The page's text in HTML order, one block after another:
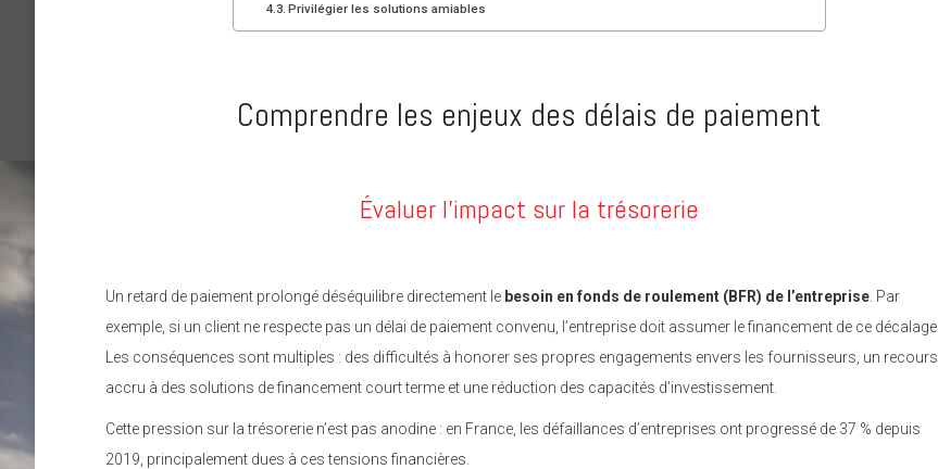
Privilégier les solutions amiables
Comprendre les enjeux des délais de paiement
Évaluer l’impact sur la trésorerie
Un retard de paiement prolongé déséquilibre directement le besoin en fonds de roulement (BFR) de l’entreprise . Par
exemple, si un client ne respecte pas un délai de paiement convenu, l’entreprise doit assumer le financement de ce décalage.
Les conséquences sont multiples : des difficultés à honorer ses propres engagements envers les fournisseurs, un recours
accru à des solutions de financement court terme et une réduction des capacités d’investissement.
Cette pression sur la trésorerie n’est pas anodine : en France, les défaillances d’entreprises ont progressé de 37 % depuis
2019, principalement dues à ces tensions financières.